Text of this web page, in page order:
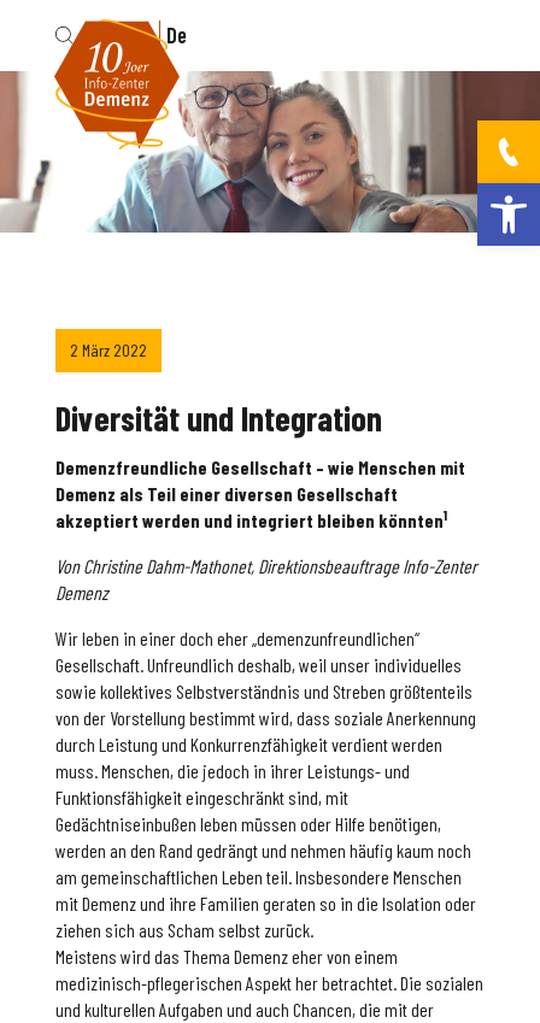
Fr De
2 März 2022
Diversität und Integration
Demenzfreundliche Gesellschaft – wie Menschen mit
Demenz als Teil einer diversen Gesellschaft
akzeptiert werden und integriert bleiben könnten1
Von Christine Dahm-Mathonet, Direktionsbeauftrage Info-Zenter
Demenz
Wir leben in einer doch eher „demenzunfreundlichen“
Gesellschaft. Unfreundlich deshalb, weil unser individuelles
sowie kollektives Selbstverständnis und Streben größtenteils
von der Vorstellung bestimmt wird, dass soziale Anerkennung
durch Leistung und Konkurrenzfähigkeit verdient werden
muss. Menschen, die jedoch in ihrer Leistungs- und
Funktionsfähigkeit eingeschränkt sind, mit
Gedächtniseinbußen leben müssen oder Hilfe benötigen,
werden an den Rand gedrängt und nehmen häufig kaum noch
am gemeinschaftlichen Leben teil. Insbesondere Menschen
mit Demenz und ihre Familien geraten so in die Isolation oder
ziehen sich aus Scham selbst zurück.
Meistens wird das Thema Demenz eher von einem
medizinisch-pflegerischen Aspekt her betrachtet. Die sozialen
und kulturellen Aufgaben und auch Chancen, die mit der